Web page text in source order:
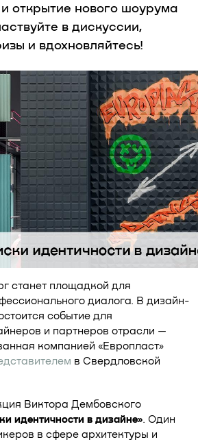
открытие нового шоурума
в дискуссии,
и вдохновляйтесь!
станет площадкой для
диалога. В дизайн-
событие для
и партнеров отрасли —
компанией «Европласт»
в Свердловской
Виктора Дембовского
идентичности в дизайне». Один
в сфере архитектуры и